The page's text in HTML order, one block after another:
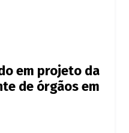
em projeto da
de órgãos em